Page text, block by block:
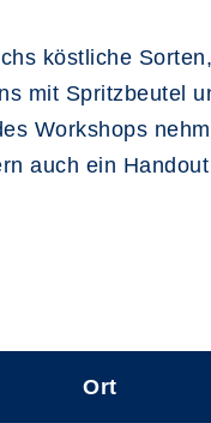
köstliche
mit Spritzbeutel
Workshops
auch ein
Ort